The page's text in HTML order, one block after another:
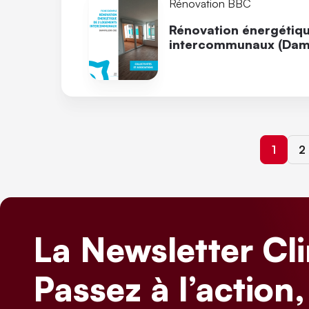
Rénovation BBC
Rénovation
intercommunaux
Page
1 2
La Newsletter
Passez à